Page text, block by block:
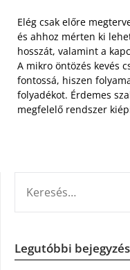
Elég csak előre
és ahhoz mérten ki
hosszát, valamint a
A mikro öntözés kevés
fontossá, hiszen
folyadékot. Érdemes
megfelelő rendszer
Legutóbbi